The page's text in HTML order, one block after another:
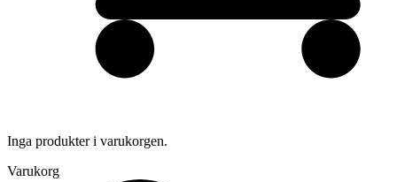
Inga produkter i varukorgen.
Varukorg